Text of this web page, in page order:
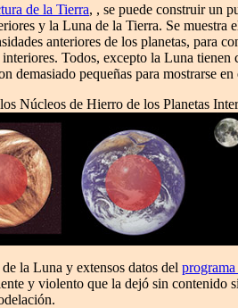
de la Tierra, , se puede construir un
y la Luna de la Tierra. Se muestra
anteriores de los planetas, para
Todos, excepto la Luna tienen
demasiado pequeñas para mostrarse en
Núcleos de Hierro de los Planetas
la Luna y extensos datos del
y violento que la dejó sin contenido